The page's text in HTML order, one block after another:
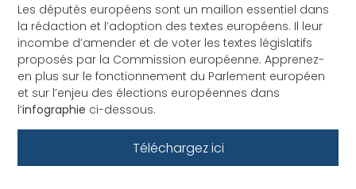
Les députés européens sont un maillon essentiel dans
la rédaction et l’adoption des textes européens. Il leur
incombe d’amender et de voter les textes législatifs
proposés par la Commission européenne. Apprenez-
en plus sur le fonctionnement du Parlement européen
et sur l’enjeu des élections européennes dans
l’infographie ci-dessous.
Téléchargez ici